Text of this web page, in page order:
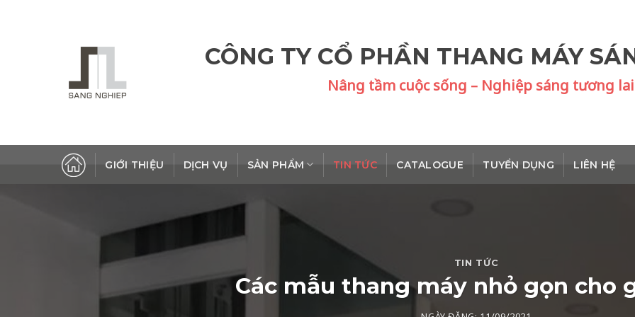
CÔNG TY CỔ PHẦN THANG MÁY
Nâng tầm cuộc sống – Nghiệp sáng tương lai
GIỚI THIỆU DỊCH VỤ SẢN PHẨM TIN TỨC CATALOGUE TUYỂN DỤNG LIÊN HỆ
TIN TỨC
Các mẫu thang máy nhỏ gọn cho